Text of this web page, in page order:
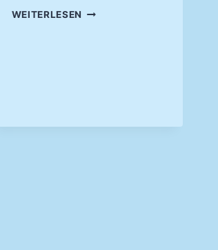
WEITERLESEN PROBENWOCHENENDE
DER